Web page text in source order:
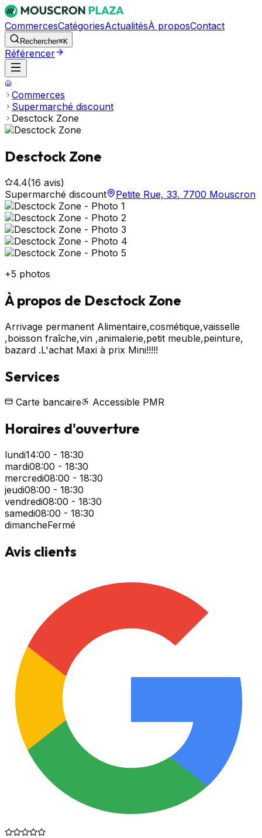
CommercesCatégoriesActualitésÀ proposContact
Rechercher⌘K
Référencer
Commerces
Supermarché discount
Desctock Zone
Desctock Zone
4.4(16 avis)
Supermarché discount
Petite Rue, 33, 7700 Mouscron
+5 photos
À propos de Desctock Zone
Arrivage permanent Alimentaire,cosmétique,vaisselle
,boisson fraîche,vin ,animalerie,petit meuble,peinture,
bazard .L'achat Maxi à prix Mini!!!!!
Services
Carte bancaire Accessible PMR
Horaires d'ouverture
lundi14:00 - 18:30
mardi08:00 - 18:30
mercredi08:00 - 18:30
jeudi08:00 - 18:30
vendredi08:00 - 18:30
samedi08:00 - 18:30
dimancheFermé
Avis clients